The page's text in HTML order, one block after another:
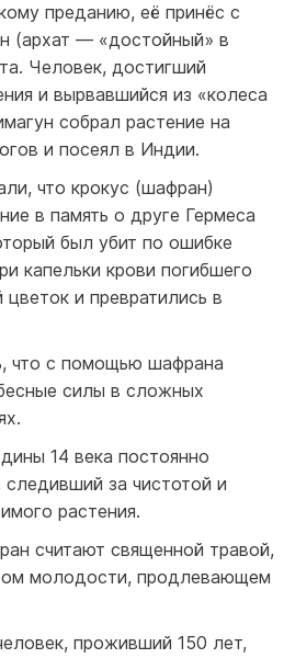
преданию, её принёс с
(архат — «достойный» в
Человек, достигший
и вырвавшийся из «колеса
собрал растение на
и посеял в Индии.
что крокус (шафран)
в память о друге Гермеса
был убит по ошибке
капельки крови погибшего
и превратились в
что с помощью шафрана
силы в сложных
14 века постоянно
следивший за чистотой и
растения.
считают священной травой,
молодости, продлевающем
проживший 150 лет,